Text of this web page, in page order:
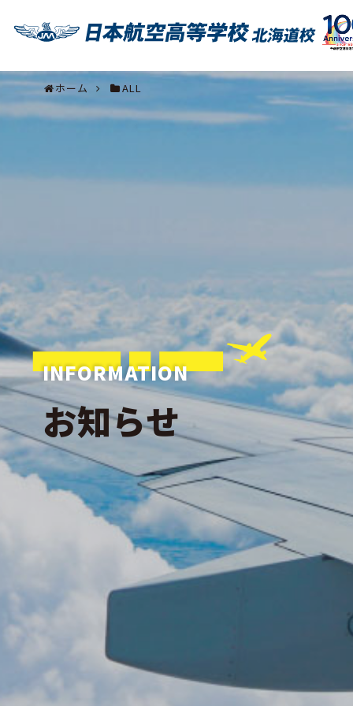
ホーム ALL
INFORMATION
お知らせ